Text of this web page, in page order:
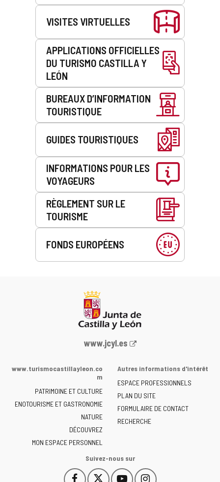
VISITES VIRTUELLES
APPLICATIONS OFFICIELLES
DU TURISMO CASTILLA Y
LEÓN
BUREAUX D’INFORMATION
TOURISTIQUE
GUIDES TOURISTIQUES
INFORMATIONS POUR LES
VOYAGEURS
RÈGLEMENT SUR LE
TOURISME
FONDS EUROPÉENS
Portail
la
de
Castilla
y
León
-
www.jcyl.es
www.turismocastillayleon.co
m
PATRIMOINE ET CULTURE
ENOTOURISME ET GASTRONOMIE
NATURE
DÉCOUVREZ
MON ESPACE PERSONNEL
Autres informations d'intérêt
ESPACE PROFESSIONNELS
PLAN DU SITE
FORMULAIRE DE CONTACT
RECHERCHE
Suivez-nous sur
Facebook YouTubeInstagram